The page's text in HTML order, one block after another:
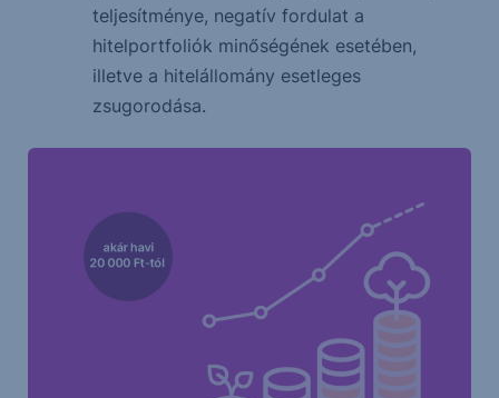
teljesítménye, negatív fordulat a
hitelportfoliók minőségének esetében,
illetve a hitelállomány esetleges
zsugorodása.